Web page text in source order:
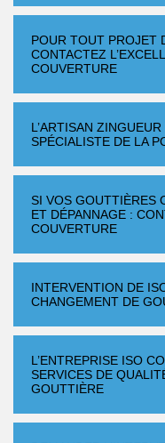
POUR TOUT PROJET
CONTACTEZ
COUVERTURE
L’ARTISAN
SPÉCIALISTE DE LA
SI VOS GOUTTIÈRES
ET DÉPANNAGE :
COUVERTURE
INTERVENTION DE
CHANGEMENT DE
L’ENTREPRISE ISO
SERVICES DE
GOUTTIÈRE